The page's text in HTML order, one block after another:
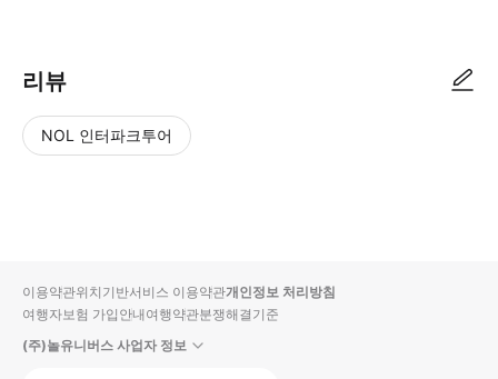
리뷰
NOL 인터파크투어
입니
다.
순
상
이용약관위치기반서비스 이용약관개인정보 처리방침
여행자보험 가입안내여행약관분쟁해결기준
(주)놀유니버스 사업자 정보